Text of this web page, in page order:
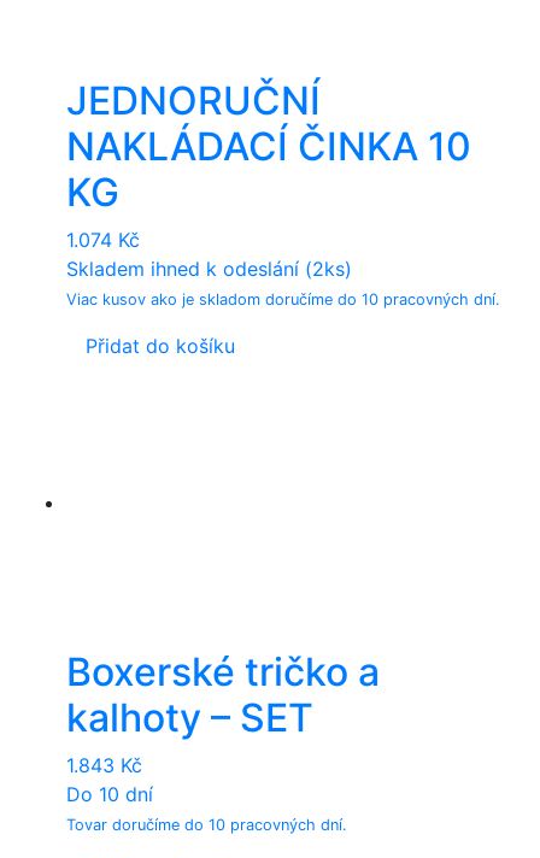
JEDNORUČNÍ
NAKLÁDACÍ ČINKA 10
KG
1.074 Kč
Skladem ihned k odeslání (2ks)
Viac kusov ako je skladom doručíme do 10 pracovných dní.
Přidat do košíku
Boxerské tričko a
kalhoty – SET
1.843 Kč
Do 10 dní
Tovar doručíme do 10 pracovných dní.